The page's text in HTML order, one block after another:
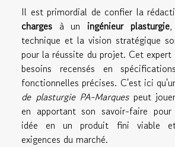
Il est primordial de confier la
charges à un ingénieur plasturgie,
technique et la vision stratégique
pour la réussite du projet. Cet expert
besoins recensés en
fonctionnelles précises. C'est ici
de plasturgie PA-Marquespeut
en apportant son savoir-faire
idée en un produit fini viable
exigences du marché.